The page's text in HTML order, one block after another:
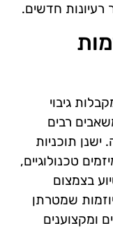
חדשים.
גיבוי
רבים
ישנן תוכניות
טכנולוגיים,
בצמצום
שמטרתן
ומקצוענים